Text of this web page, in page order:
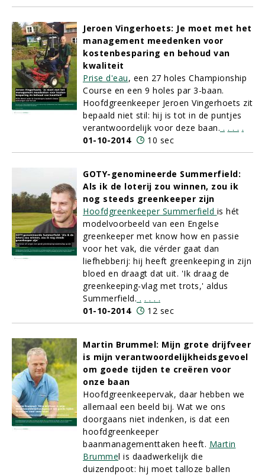
Jeroen Vingerhoets: Je moet met het
management meedenken voor
kostenbesparing en behoud van
kwaliteit
Prise d'eau, een 27 holes Championship
Course en een 9 holes par 3-baan.
Hoofdgreenkeeper Jeroen Vingerhoets zit
bepaald niet stil: hij is tot in de puntjes
verantwoordelijk voor deze baan. . . . . .
01-10-2014
10 sec
GOTY-genomineerde Summerfield:
Als ik de loterij zou winnen, zou ik
nog steeds greenkeeper zijn
Hoofdgreenkeeper Summerfield is hét
modelvoorbeeld van een Engelse
greenkeeper met know how en passie
voor het vak, die vérder gaat dan
liefhebberij: hij heeft greenkeeping in zijn
bloed en draagt dat uit. 'Ik draag de
greenkeeping-vlag met trots,' aldus
Summerfield. . . . . .
01-10-2014
12 sec
Martin Brummel: Mijn grote drijfveer
is mijn verantwoordelijkheidsgevoel
om goede tijden te creëren voor
onze baan
Hoofdgreenkeepervak, daar hebben we
allemaal een beeld bij. Wat we ons
doorgaans niet indenken, is dat een
hoofdgreenkeeper
baanmanagementtaken heeft. Martin
Brummel is daadwerkelijk die
duizendpoot: hij moet talloze ballen